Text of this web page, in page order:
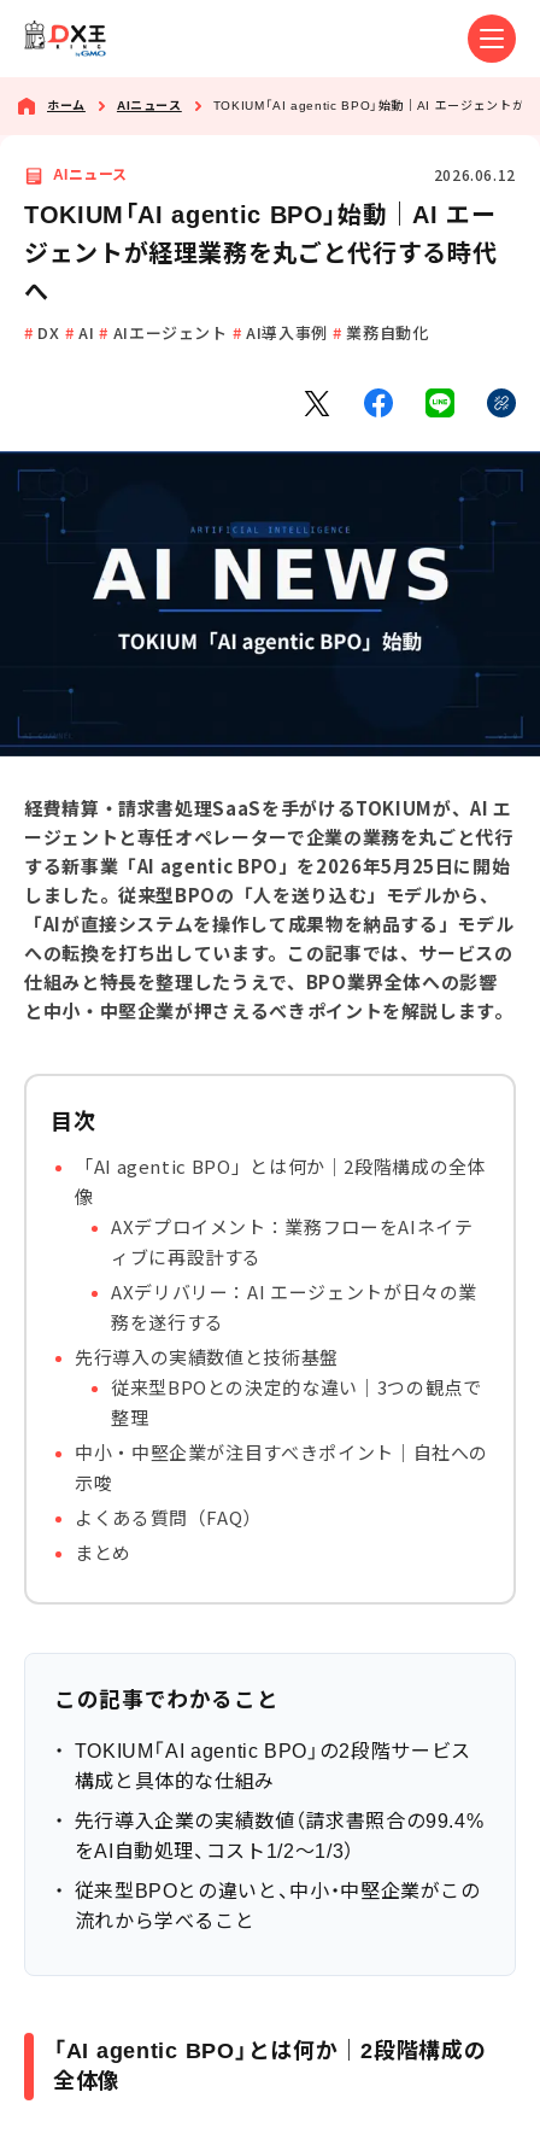
ホーム AIニュース TOKIUM「AI agentic BPO」始動｜AI エージェントが
AIニュース 2026.06.12
TOKIUM「AI agentic BPO」始動｜AI エー
ジェントが経理業務を丸ごと代行する時代
へ
DX AI AIエージェント AI導入事例 業務自動化
経費精算・請求書処理SaaSを手がけるTOKIUMが、AI エ
ージェントと専任オペレーターで企業の業務を丸ごと代行
する新事業「AI agentic BPO」を2026年5月25日に開始
しました。従来型BPOの「人を送り込む」モデルから、
「AIが直接システムを操作して成果物を納品する」モデル
への転換を打ち出しています。この記事では、サービスの
仕組みと特長を整理したうえで、BPO業界全体への影響
と中小・中堅企業が押さえるべきポイントを解説します。
目次
「AI agentic BPO」とは何か｜2段階構成の全体
像
AXデプロイメント：業務フローをAIネイテ
ィブに再設計する
AXデリバリー：AI エージェントが日々の業
務を遂行する
先行導入の実績数値と技術基盤
従来型BPOとの決定的な違い｜3つの観点で
整理
中小・中堅企業が注目すべきポイント｜自社への
示唆
よくある質問（FAQ）
まとめ
この記事でわかること
・
TOKIUM「AI agentic BPO」の2段階サービス
構成と具体的な仕組み
・
先行導入企業の実績数値（請求書照合の99.4%
をAI自動処理、コスト1/2〜1/3）
・
従来型BPOとの違いと、中小・中堅企業がこの
流れから学べること
「AI agentic BPO」とは何か｜2段階構成の
全体像